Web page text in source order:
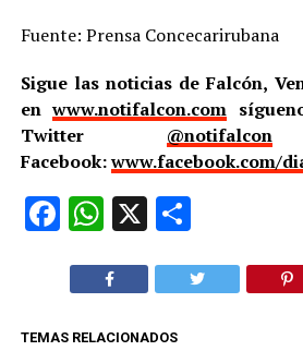
Fuente: Prensa Concecarirubana
Sigue las noticias de Falcón,
enwww.notifalcon.com
Twitter @notifalcon
Facebook:www.facebook.com/
Facebook
WhatsApp
X
TEMAS RELACIONADOS